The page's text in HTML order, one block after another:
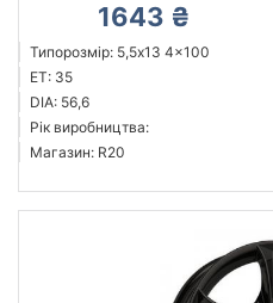
1643 ₴
Типорозмір: 5,5x13 4x100
ET: 35
DIA: 56,6
Рік виробництва:
Магазин: R20